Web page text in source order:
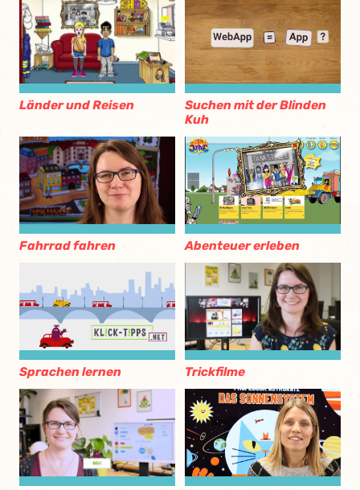
Länder und Reisen
Suchen mit der Blinden
Kuh
Fahrrad fahren Abenteuer erleben
Sprachen lernen Trickfilme